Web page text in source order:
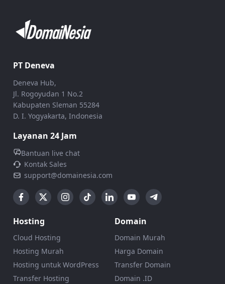
PT Deneva
Deneva Hub,
Jl. Rogoyudan 1 No.2
Kabupaten Sleman 55284
D. I. Yogyakarta, Indonesia
Layanan 24 Jam
Bantuan live chat
Kontak Sales
support@domainesia.com
Hosting
Cloud Hosting
Hosting Murah
Hosting untuk WordPress
Transfer Hosting
Domain
Domain Murah
Harga Domain
Transfer Domain
Domain .ID